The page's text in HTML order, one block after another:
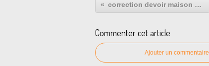
correction devoir maison sur la décolonisation
Commenter cet article
Ajouter un commentaire